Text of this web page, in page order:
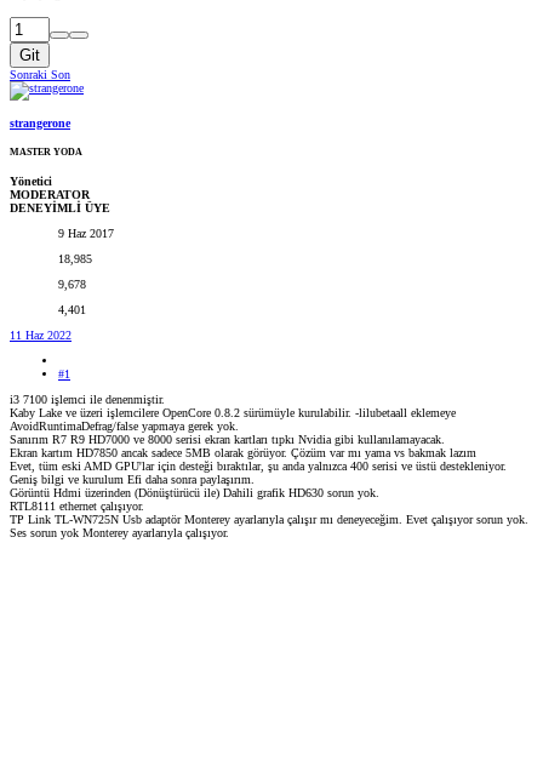
Git
Sonraki Son
strangerone
MASTER YODA
Yönetici
MODERATOR
DENEYİMLİ ÜYE
9 Haz 2017
18,985
9,678
4,401
11 Haz 2022
#1
i3 7100 işlemci ile denenmiştir.
Kaby Lake ve üzeri işlemcilere OpenCore 0.8.2 sürümüyle kurulabilir. -lilubetaall eklemeye
AvoidRuntimaDefrag/false yapmaya gerek yok.
Sanırım R7 R9 HD7000 ve 8000 serisi ekran kartları tıpkı Nvidia gibi kullanılamayacak.
Ekran kartım HD7850 ancak sadece 5MB olarak görüyor. Çözüm var mı yama vs bakmak lazım
Evet, tüm eski AMD GPU'lar için desteği bıraktılar, şu anda yalnızca 400 serisi ve üstü destekleniyor.
Geniş bilgi ve kurulum Efi daha sonra paylaşırım.
Görüntü Hdmi üzerinden (Dönüştürücü ile) Dahili grafik HD630 sorun yok.
RTL8111 ethernet çalışıyor.
TP Link TL-WN725N Usb adaptör Monterey ayarlarıyla çalışır mı deneyeceğim. Evet çalışıyor sorun yok.
Ses sorun yok Monterey ayarlarıyla çalışıyor.